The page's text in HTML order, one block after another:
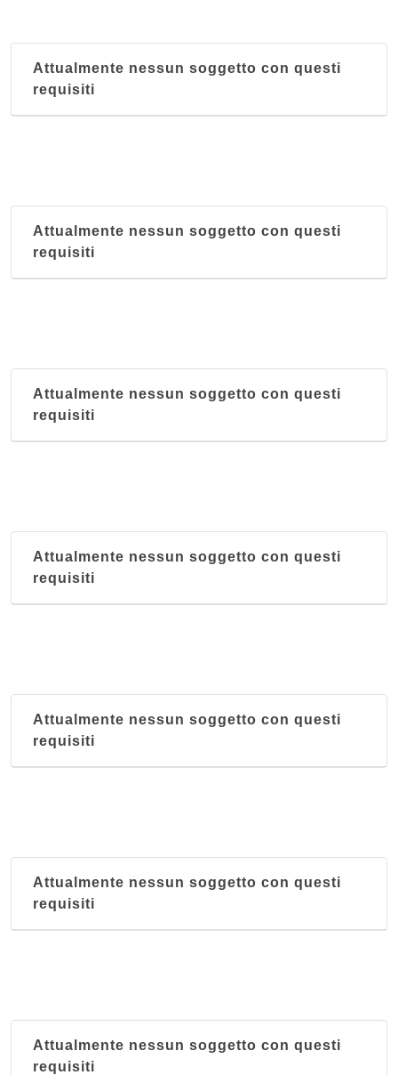
Attualmente nessun soggetto con questi
requisiti
Attualmente nessun soggetto con questi
requisiti
Attualmente nessun soggetto con questi
requisiti
Attualmente nessun soggetto con questi
requisiti
Attualmente nessun soggetto con questi
requisiti
Attualmente nessun soggetto con questi
requisiti
Attualmente nessun soggetto con questi
requisiti